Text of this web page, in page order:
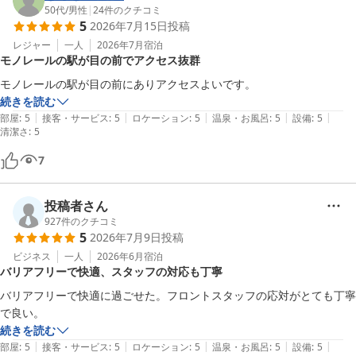
50代/男性 |24件のクチコミ
5 2026年7月15日投稿
レジャー 一人 2026年7月宿泊
モノレールの駅が目の前でアクセス抜群
モノレールの駅が目の前にありアクセスよいです。
続きを読む
部屋: 5 | 接客・サービス: 5 | ロケーション: 5 | 温泉・お風呂: 5 | 設備: 5 |
清潔さ: 5
7
投稿者さん
927件のクチコミ
5 2026年7月9日投稿
ビジネス 一人 2026年6月宿泊
バリアフリーで快適、スタッフの対応も丁寧
バリアフリーで快適に過ごせた。フロントスタッフの応対がとても丁寧
で良い。
続きを読む
部屋: 5 | 接客・サービス: 5 | ロケーション: 5 | 温泉・お風呂: 5 | 設備: 5 |